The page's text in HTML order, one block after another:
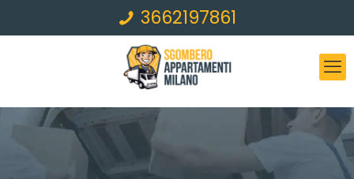
3662197861